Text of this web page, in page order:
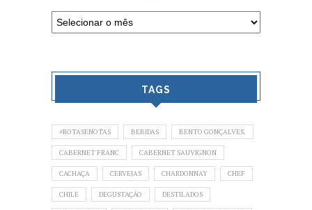
TAGS
#ROTASENOTAS BEBIDAS BENTO GONÇALVES.
CABERNET FRANC CABERNET SAUVIGNON
CACHAÇA CERVEJAS CHARDONNAY CHEF
CHILE DEGUSTAÇÃO DESTILADOS